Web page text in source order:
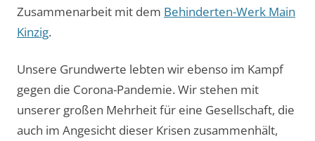
Zusammenarbeit mit dem Behinderten-Werk Main
Kinzig.
Unsere Grundwerte lebten wir ebenso im Kampf
gegen die Corona-Pandemie. Wir stehen mit
unserer großen Mehrheit für eine Gesellschaft, die
auch im Angesicht dieser Krisen zusammenhält,